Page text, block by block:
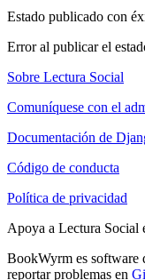
Estado publicado con
Error al publicar el
Sobre Lectura Social
Comuníquese con el
Documentación de
Código de conducta
Política de privacidad
Apoya a Lectura Social
BookWyrm es software
reportar problemas en